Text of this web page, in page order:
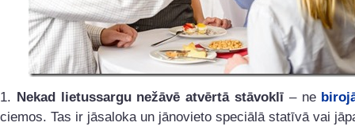
1. Nekad lietussargu nežāvē atvērtā stāvoklī – ne
ciemos. Tas ir jāsaloka un jānovieto speciālā statīvā vai